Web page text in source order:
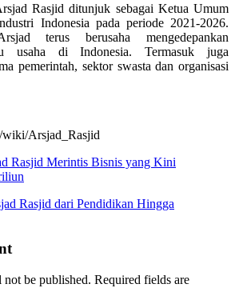
Rasjid ditunjuk sebagai Ketua Umum
Indonesia pada periode 2021-2026.
terus berusaha mengedepankan
usaha di Indonesia. Termasuk juga
pemerintah, sektor swasta dan organisasi
Arsjad_Rasjid
Rasjid Merintis Bisnis yang Kini
Rasjid dari Pendidikan Hingga
be published. Required fields are